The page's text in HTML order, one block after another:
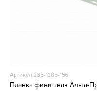
Артикул 235-1205-156
Планка финишная Альта-